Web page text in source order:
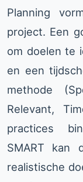
Planning
project. Een
om doelen te
en een
methode
Relevant,
practices
SMART kan
realistische